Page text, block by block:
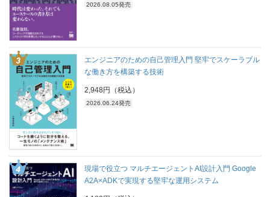
2026.08.05発売
エンジニアのための自己管理入門 堅牢でスケーラブル
な働き方を構築する技術
2,948円（税込）
2026.06.24発売
現場で役立つ マルチエージェントAI設計入門 Google
A2A×ADKで実現する堅牢な運用システム